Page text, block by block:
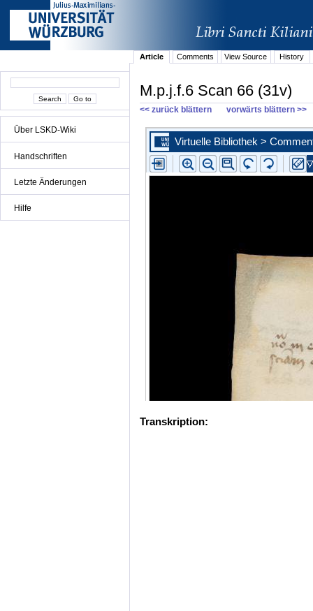
Über LSKD-Wiki
Handschriften
Letzte Änderungen
Hilfe
Article Comments View Source History
M.p.j.f.6 Scan 66 (31v)
<< zurück blättern vorwärts blättern >>
Transkription: